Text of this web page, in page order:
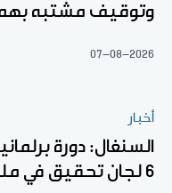
وتوقيف مشتبه
07-08-2026
أخبار
السنغال: دورة
6 لجان تحقيق في ملفات حساسة